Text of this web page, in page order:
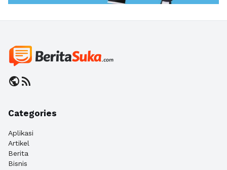
publicrss_feed
Categories
Aplikasi
Artikel
Berita
Bisnis